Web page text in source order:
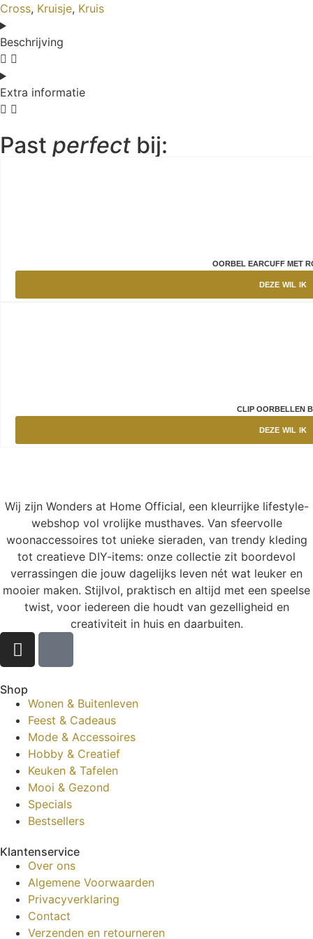
Cross, Kruisje, Kruis
Beschrijving
Extra informatie
Past perfect bij:
OORBEL EARCUFF MET
DEZE WIL IK
CLIP OORBELLEN
DEZE WIL IK
Wij zijn Wonders at Home Official, een kleurrijke lifestyle-
webshop vol vrolijke musthaves. Van sfeervolle
woonaccessoires tot unieke sieraden, van trendy kleding
tot creatieve DIY-items: onze collectie zit boordevol
verrassingen die jouw dagelijks leven nét wat leuker en
mooier maken. Stijlvol, praktisch en altijd met een speelse
twist, voor iedereen die houdt van gezelligheid en
creativiteit in huis en daarbuiten.
Shop
Wonen & Buitenleven
Feest & Cadeaus
Mode & Accessoires
Hobby & Creatief
Keuken & Tafelen
Mooi & Gezond
Specials
Bestsellers
Klantenservice
Over ons
Algemene Voorwaarden
Privacyverklaring
Contact
Verzenden en retourneren